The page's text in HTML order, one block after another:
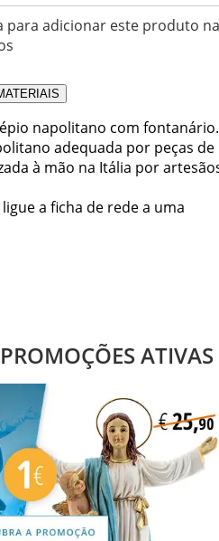
para adicionar este produto na
napolitano com fontanário.
adequada por peças de
à mão na Itália por
a ficha de rede a uma
ATIVAS